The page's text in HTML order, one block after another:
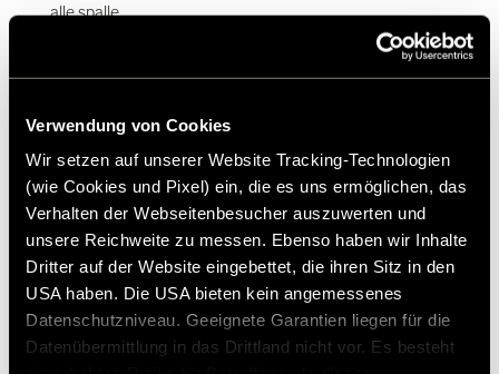
Verwendung von Cookies
Wir setzen auf unserer Website Tracking-Technologien
(wie Cookies und Pixel) ein, die es uns ermöglichen, das
Verhalten der Webseitenbesucher auszuwerten und
unsere Reichweite zu messen. Ebenso haben wir Inhalte
Dritter auf der Website eingebettet, die ihren Sitz in den
USA haben. Die USA bieten kein angemessenes
Datenschutzniveau. Geeignete Garantien liegen für die
Datenübermittlung in das Drittland nicht vor. Es besteht
alle spalle.
549,00 €
Prezzo di vendita consigliato*
Aggiungi alla lista dei desideri
L'articolo si adatta al mio veicolo?